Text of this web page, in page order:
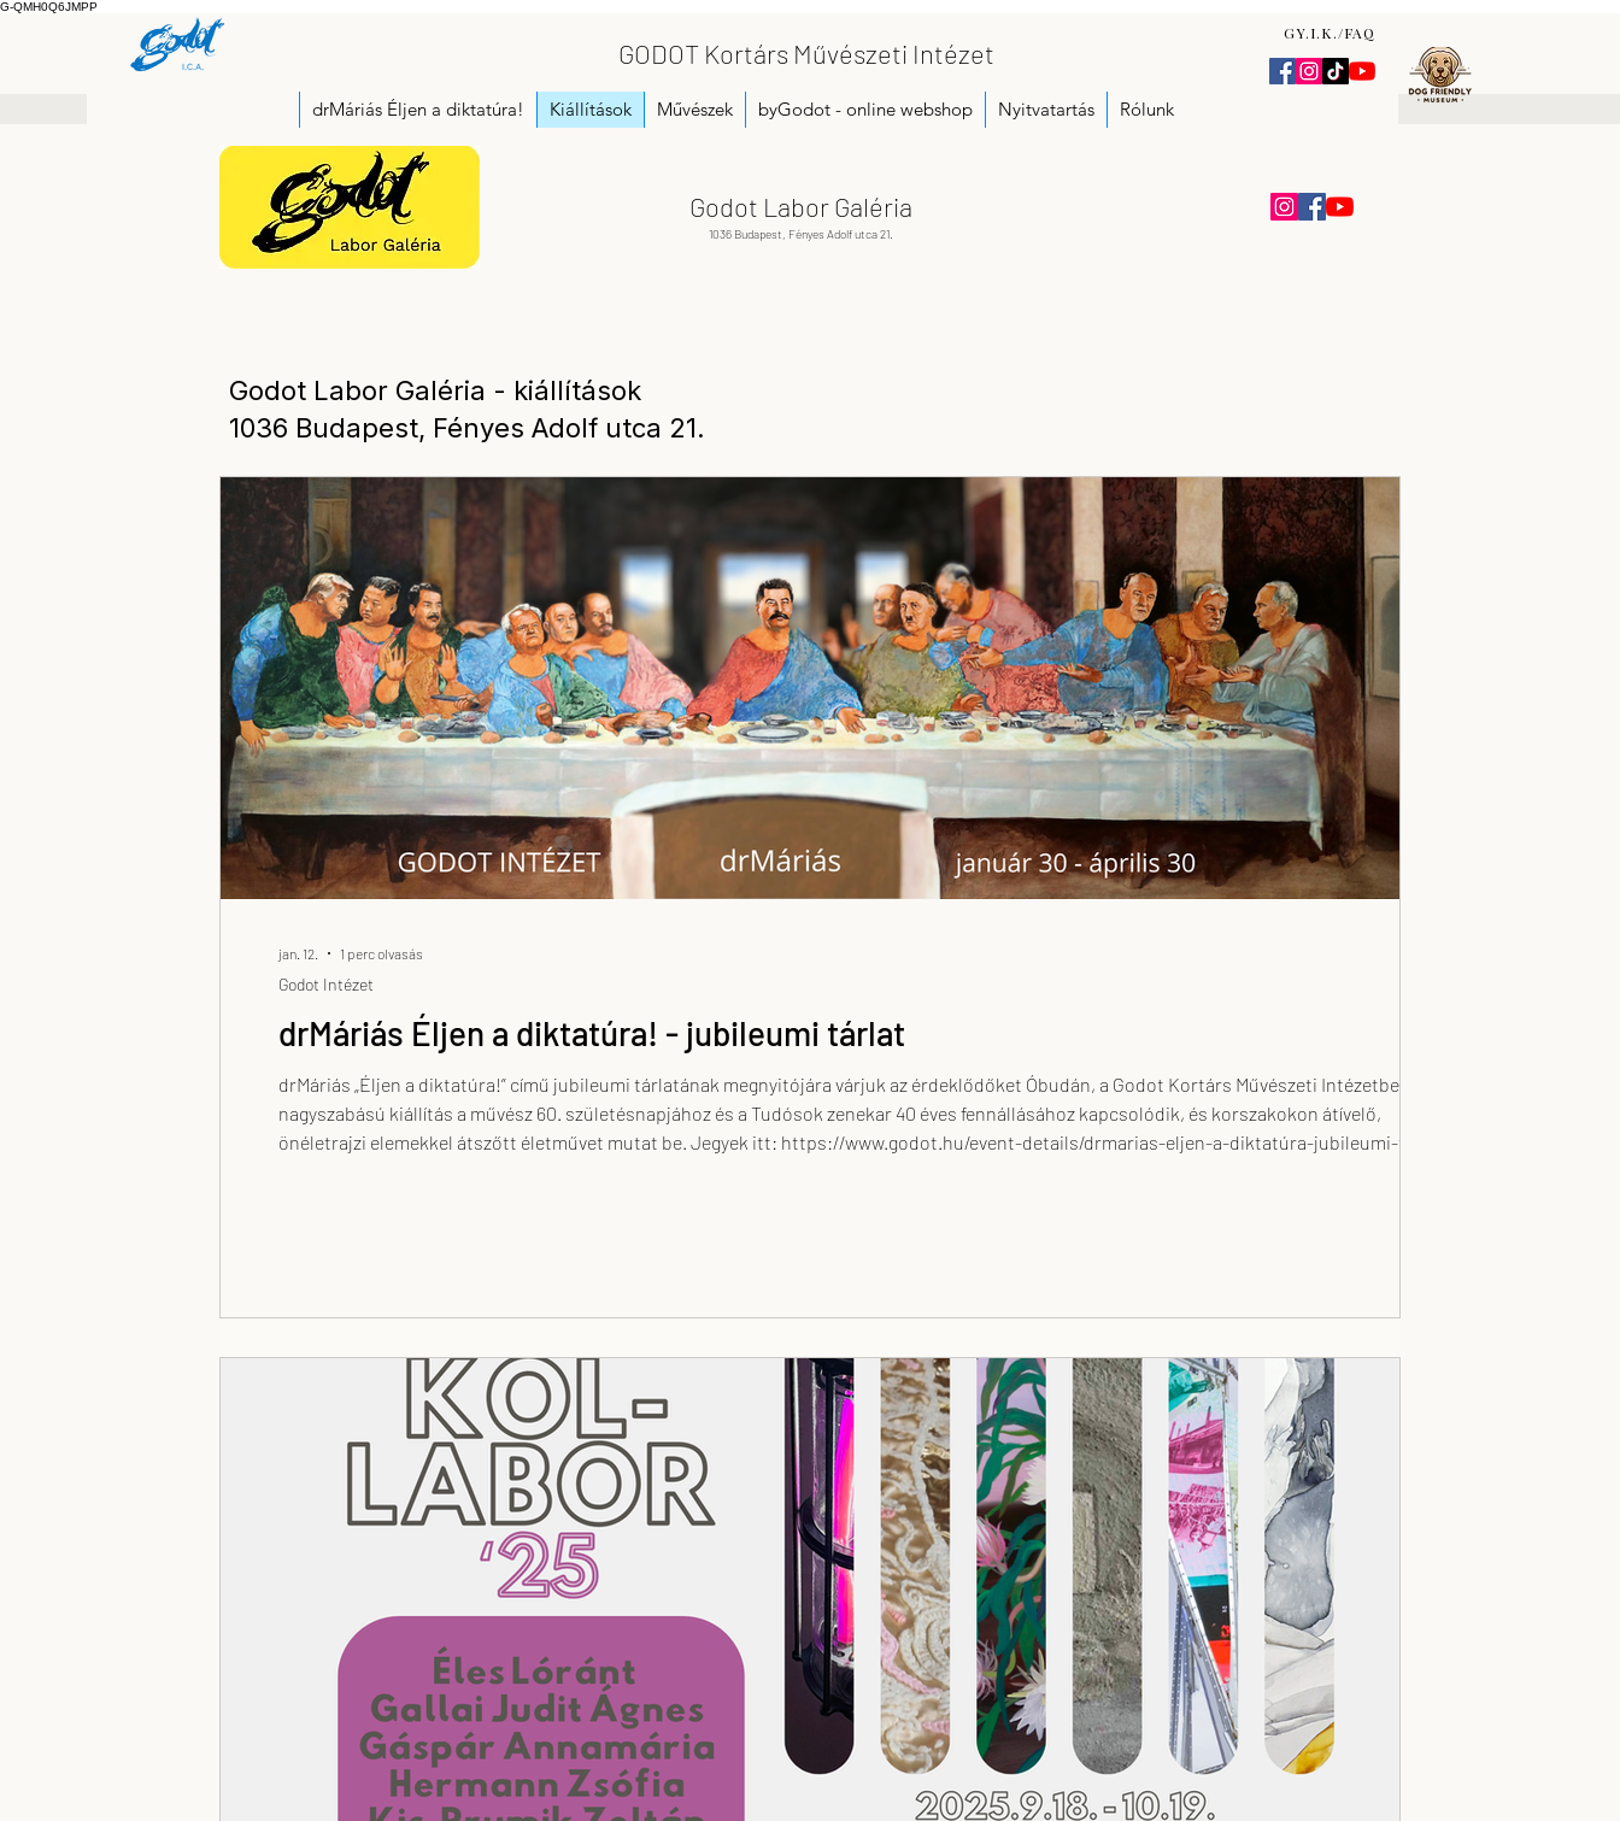
G-QMH0Q6JMPP
GODOT Kortárs Művészeti Intézet
GY.I.K./FAQ
drMáriás Éljen a diktatúra! Kiállítások Művészek byGodot - online webshop Nyitvatartás Rólunk
Godot Labor Galéria
1036 Budapest, Fényes Adolf utca 21.
Godot Labor Galéria - kiállítások
1036 Budapest, Fényes Adolf utca 21.
drMáriás Éljen a diktatúra! - jubileumi tárlat
drMáriás „Éljen a diktatúra!” című jubileumi tárlatának megnyitójára várjuk az érdeklődőket Óbudán, a Godot Kortárs Művészeti Intézetben. A
nagyszabású kiállítás a művész 60. születésnapjához és a Tudósok zenekar 40 éves fennállásához kapcsolódik, és korszakokon átívelő,
önéletrajzi elemekkel átszőtt életművet mutat be. Jegyek itt: https://www.godot.hu/event-details/drmarias-eljen-a-diktatúra-jubileumi-tarlat-
Godot Intézet
jan. 12. 1 perc olvasás